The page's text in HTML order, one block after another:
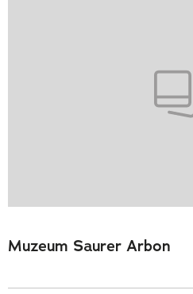
Muzeum Saurer Arbon